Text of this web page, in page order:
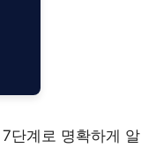
단계로 명확하게 알